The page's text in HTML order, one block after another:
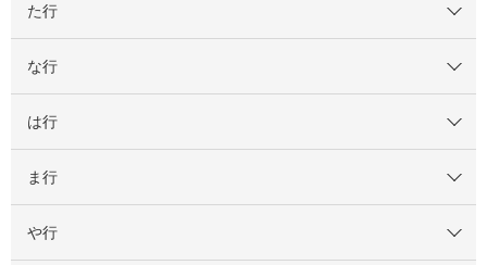
た行
な行
は行
ま行
や行